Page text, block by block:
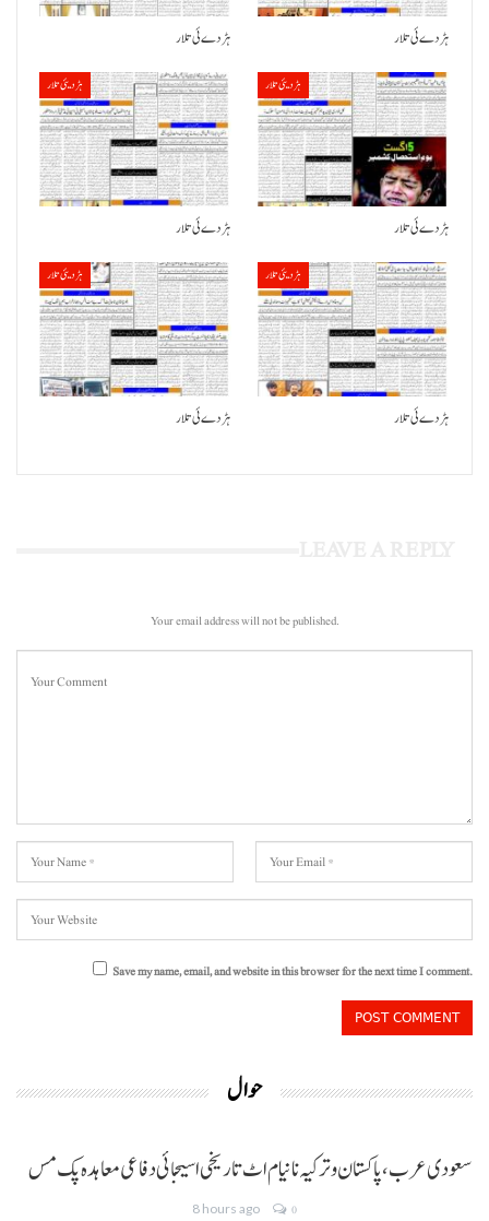
ہڑدے ئی تلار ہڑدے ئی تلار
ہڑدیئی تلار
ہڑدے ئی تلار
ہڑدیئی تلار
ہڑدے ئی تلار
ہڑدیئی تلار
ہڑدے ئی تلار
ہڑدیئی تلار
ہڑدے ئی تلار
Your email address will not be published.
Save my name, email, and website in this browser for the next time I comment.
حوال
سعودی عرب، پاکستان و ترکیہ نا نیام اٹ تاریخی اسیجائی دفاعی معاہدہ پک مس
8 hours ago 0